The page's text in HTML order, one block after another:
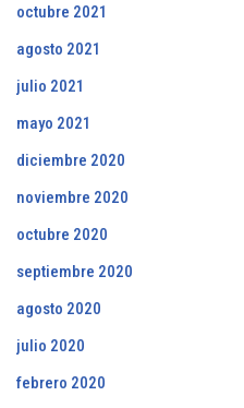
octubre 2021
agosto 2021
julio 2021
mayo 2021
diciembre 2020
noviembre 2020
octubre 2020
septiembre 2020
agosto 2020
julio 2020
febrero 2020